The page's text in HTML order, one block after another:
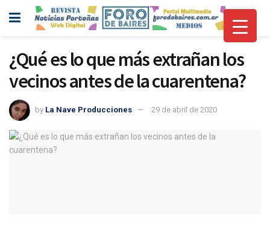
¿Qué es lo que más extrañan los
vecinos antes de la cuarentena?
by La Nave Producciones 29 de abril de 2020